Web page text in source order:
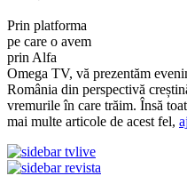
Prin platforma
pe care o avem
prin Alfa
Omega TV, vă prezentăm
România din perspectivă
vremurile în care trăim. Însă
mai multe articole de acest fel,